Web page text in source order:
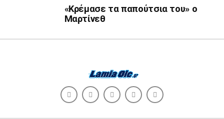
«Κρέμασε τα παπούτσια του» ο
Μαρτίνεθ